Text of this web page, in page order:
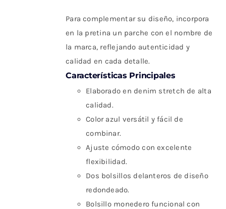
Para complementar su diseño, incorpora
en la pretina un parche con el nombre de
la marca, reflejando autenticidad y
calidad en cada detalle.
Características Principales
Elaborado en denim stretch de alta
calidad.
Color azul versátil y fácil de
combinar.
Ajuste cómodo con excelente
flexibilidad.
Dos bolsillos delanteros de diseño
redondeado.
Bolsillo monedero funcional con